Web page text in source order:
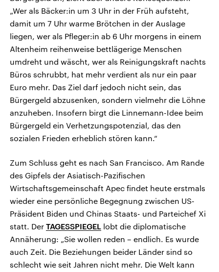
„Wer als Bäcker:in um 3 Uhr in der Früh aufsteht,
damit um 7 Uhr warme Brötchen in der Auslage
liegen, wer als Pfleger:in ab 6 Uhr morgens in einem
Altenheim reihenweise bettlägerige Menschen
umdreht und wäscht, wer als Reinigungskraft nachts
Büros schrubbt, hat mehr verdient als nur ein paar
Euro mehr. Das Ziel darf jedoch nicht sein, das
Bürgergeld abzusenken, sondern vielmehr die Löhne
anzuheben. Insofern birgt die Linnemann-Idee beim
Bürgergeld ein Verhetzungspotenzial, das den
sozialen Frieden erheblich stören kann.“
Zum Schluss geht es nach San Francisco. Am Rande
des Gipfels der Asiatisch-Pazifischen
Wirtschaftsgemeinschaft Apec findet heute erstmals
wieder eine persönliche Begegnung zwischen US-
Präsident Biden und Chinas Staats- und Parteichef Xi
statt. Der TAGESSPIEGEL lobt die diplomatische
Annäherung: „Sie wollen reden – endlich. Es wurde
auch Zeit. Die Beziehungen beider Länder sind so
schlecht wie seit Jahren nicht mehr. Die Welt kann